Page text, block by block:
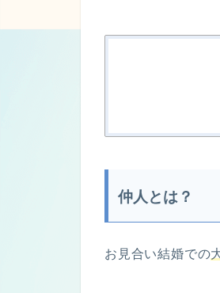
仲人とは？
お見合い結婚での